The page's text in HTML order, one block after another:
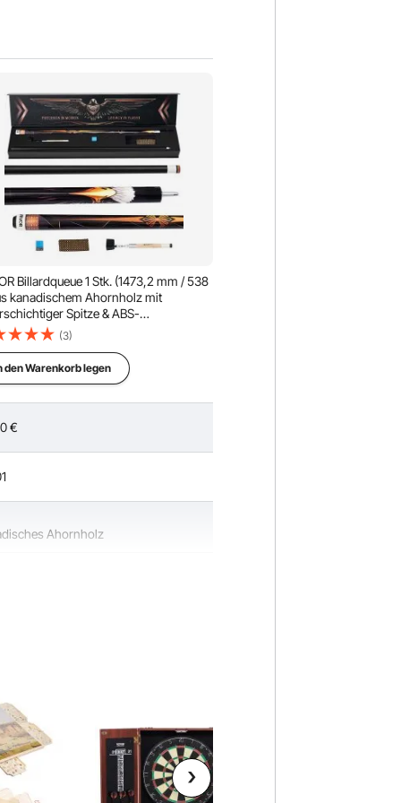
Billardqueue 1 Stk. (1473,2 mm / 538
kanadischem Ahornholz mit
Spitze & ABS-
& Farbbox, Billardstock für
Büro Amerikanisches 9-Ball-
(3)
den Warenkorb legen
€
Ahornholz
Φ0,5 x 58,5 Zoll / Φ32 x Φ12,5 x 1485